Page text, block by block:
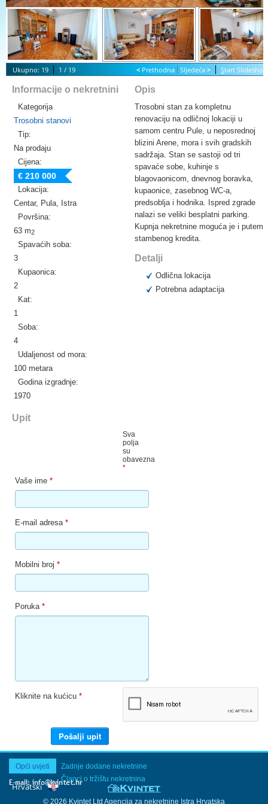
Ukupno: 19 1 / 19 < Prethodna Sljedeća > Start Slideshow
Informacije o nekretnini
Kategorija
Trosobni stanovi
Tip:
Na prodaju
Cijena:
€ 210 000
Lokacija:
Centar, Pula, Istra
Površina:
63 m2
Spavaćih soba:
3
Kupaonica:
2
Kat:
1
Soba:
4
Udaljenost od mora:
100 metara
Godina izgradnje:
1970
Upit
Sva
polja
su
obavezna
*
Vaše ime *
E-mail adresa *
Mobilni broj *
Poruka *
Kliknite na kućicu *
Opis
Trosobni stan za kompletnu
renovaciju na odličnoj lokaciji u
samom centru Pule, u neposrednoj
blizini Arene, mora i svih gradskih
sadržaja. Stan se sastoji od tri
spavaće sobe, kuhinje s
blagovaonicom, dnevnog boravka,
kupaonice, zasebnog WC-a,
predsoblja i hodnika. Ispred zgrade
nalazi se veliki besplatni parking.
Kupnja nekretnine moguća je i putem
stambenog kredita.
Detalji
Odlična lokacija
Potrebna adaptacija
Opći uvjeti
Zadnje dodane nekretnine
Članci o tržištu nekretnina
© 2026 Kvintet Ltd Agencija za nekretnine Istra Hrvatska